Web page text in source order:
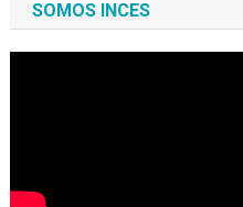
SOMOS INCES